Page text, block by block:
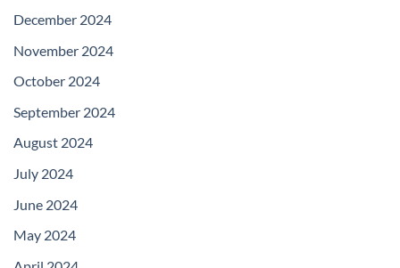
December 2024
November 2024
October 2024
September 2024
August 2024
July 2024
June 2024
May 2024